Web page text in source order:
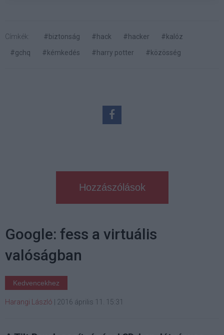
Címkék: #biztonság #hack #hacker
#kalóz
#gchq
#kémkedés #harry potter #közösség
Hozzászólások
Google: fess a virtuális
valóságban
Kedvencekhez
Harangi László 2016 április 11. 15:31